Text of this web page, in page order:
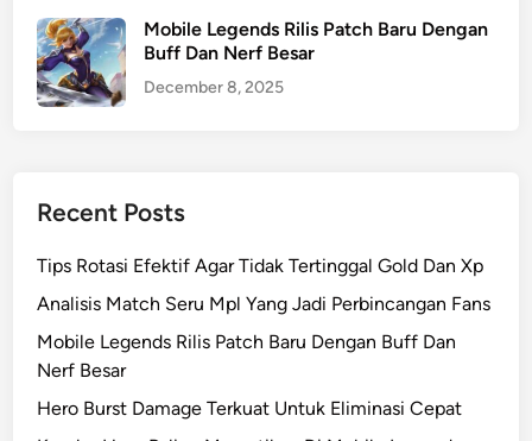
Mobile Legends Rilis Patch Baru Dengan
Buff Dan Nerf Besar
December 8, 2025
Recent Posts
Tips Rotasi Efektif Agar Tidak Tertinggal Gold Dan Xp
Analisis Match Seru Mpl Yang Jadi Perbincangan Fans
Mobile Legends Rilis Patch Baru Dengan Buff Dan
Nerf Besar
Hero Burst Damage Terkuat Untuk Eliminasi Cepat